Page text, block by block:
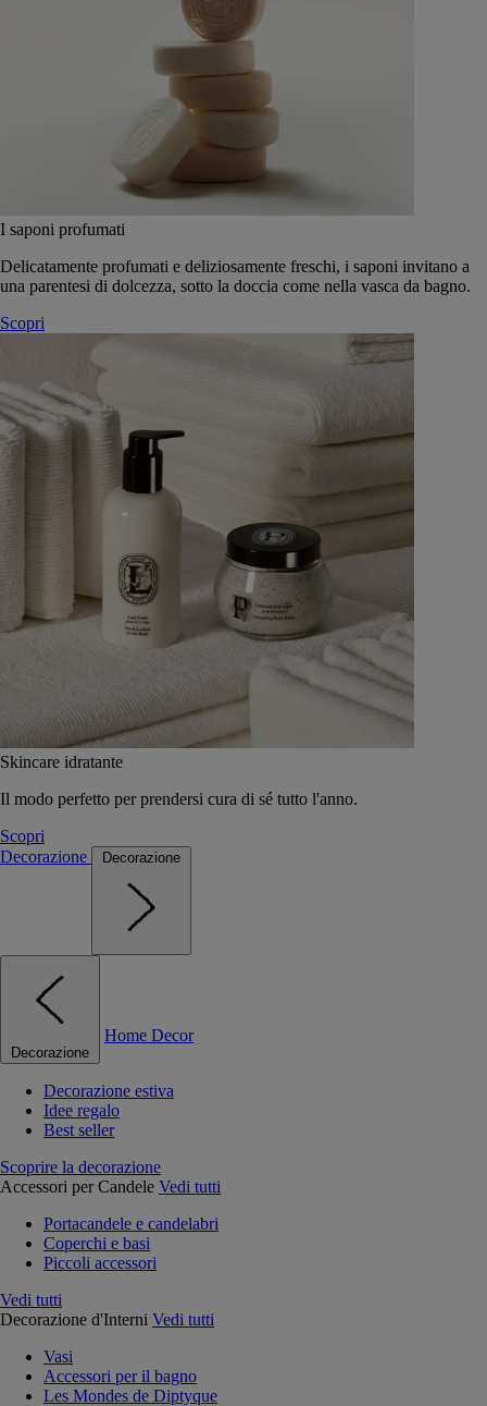
I saponi profumati
Delicatamente profumati e deliziosamente freschi, i saponi invitano a
una parentesi di dolcezza, sotto la doccia come nella vasca da bagno.
Scopri
Skincare idratante
Il modo perfetto per prendersi cura di sé tutto l'anno.
Scopri
Decorazione
Decorazione
Decorazione
Home Decor
Decorazione estiva
Idee regalo
Best seller
Scoprire la decorazione
Accessori per Candele Vedi tutti
Portacandele e candelabri
Coperchi e basi
Piccoli accessori
Vedi tutti
Decorazione d'Interni Vedi tutti
Vasi
Accessori per il bagno
Les Mondes de Diptyque